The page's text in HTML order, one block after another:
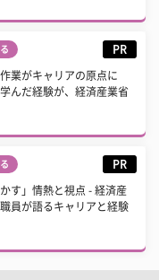
PR
業がキャリアの原点に
んだ経験が、経済産業省
PR
かす」情熱と視点 - 経済産
員が語るキャリアと経験